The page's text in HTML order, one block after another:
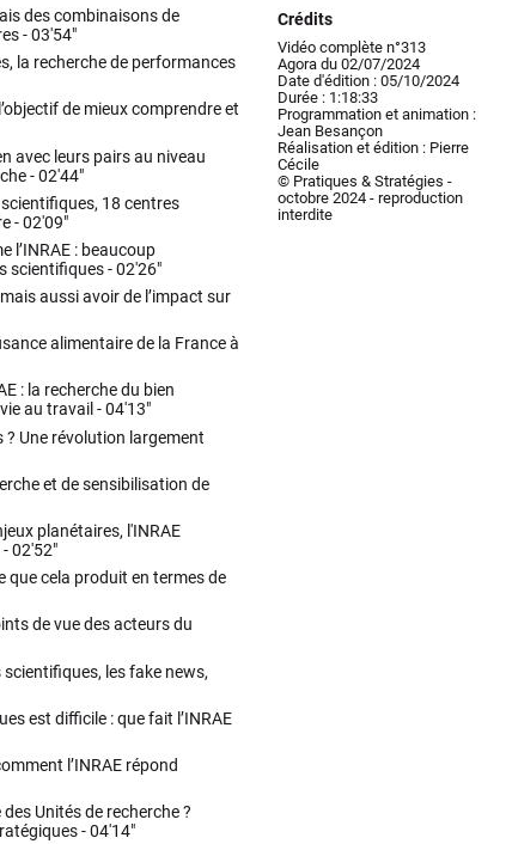
des combinaisons de
-03'54"
la recherche de performances
de mieux comprendre et
avec leurs pairs au niveau
-02'44"
18 centres
-02'09"
l’INRAE : beaucoup
scientifiques -02'26"
aussi avoir de l’impact sur
alimentaire de la France à
: la recherche du bien
au travail -04'13"
? Une révolution largement
et de sensibilisation de
planétaires, l'INRAE
02'52"
que cela produit en termes de
de vue des acteurs du
les fake news,
est difficile : que fait l’INRAE
l’INRAE répond
Unités de recherche ?
-04'14"
Crédits
Vidéo complète n°313
Agora du 02/07/2024
Date d'édition : 05/10/2024
Durée : 1:18:33
Programmation et animation :
Jean Besançon
Réalisation et édition : Pierre
Cécile
© Pratiques & Stratégies -
octobre 2024 - reproduction
interdite